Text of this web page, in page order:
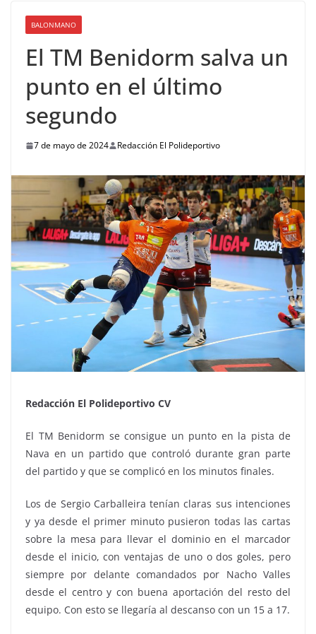
BALONMANO
El TM Benidorm salva un
punto en el último
segundo
7 de mayo de 2024 Redacción El Polideportivo
Redacción El Polideportivo CV
El TM Benidorm se consigue un punto en la pista de
Nava en un partido que controló durante gran parte
del partido y que se complicó en los minutos finales.
Los de Sergio Carballeira tenían claras sus intenciones
y ya desde el primer minuto pusieron todas las cartas
sobre la mesa para llevar el dominio en el marcador
desde el inicio, con ventajas de uno o dos goles, pero
siempre por delante comandados por Nacho Valles
desde el centro y con buena aportación del resto del
equipo. Con esto se llegaría al descanso con un 15 a 17.